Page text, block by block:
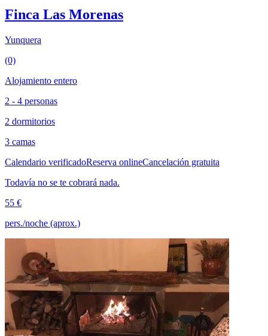
Finca Las Morenas
Yunquera
(0)
Alojamiento entero
2 - 4 personas
2 dormitorios
3 camas
Calendario verificadoReserva onlineCancelación gratuita
Todavía no se te cobrará nada.
55 €
pers./noche (aprox.)